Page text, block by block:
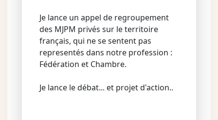
Je lance un appel de regroupement
des MJPM privés sur le territoire
français, qui ne se sentent pas
representés dans notre profession :
Fédération et Chambre.
Je lance le débat... et projet d'action..